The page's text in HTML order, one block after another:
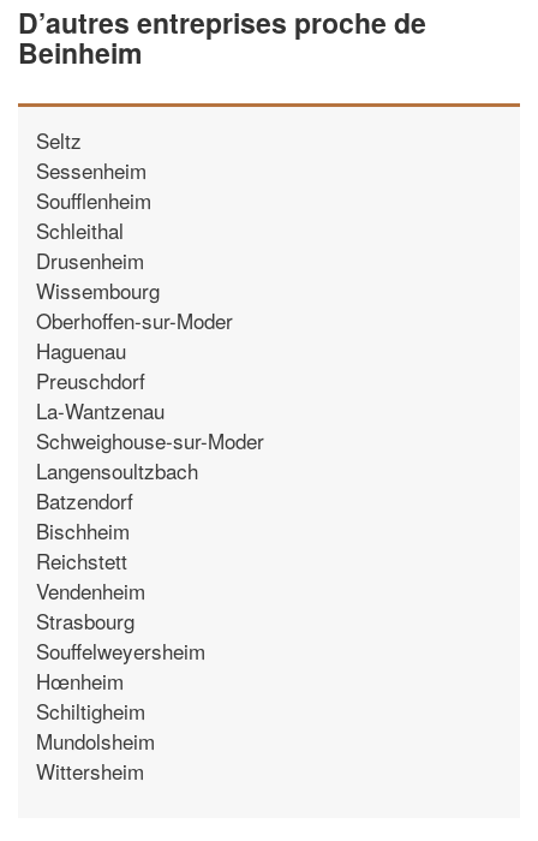
D’autres entreprises proche de
Beinheim
Seltz
Sessenheim
Soufflenheim
Schleithal
Drusenheim
Wissembourg
Oberhoffen-sur-Moder
Haguenau
Preuschdorf
La-Wantzenau
Schweighouse-sur-Moder
Langensoultzbach
Batzendorf
Bischheim
Reichstett
Vendenheim
Strasbourg
Souffelweyersheim
Hœnheim
Schiltigheim
Mundolsheim
Wittersheim